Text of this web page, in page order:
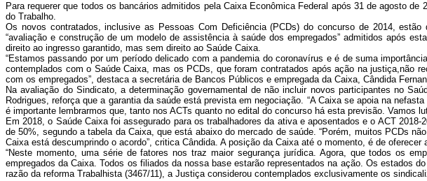
Para requerer que todos os bancários admitidos pela Caixa Econômica Federal após 31 de agosto
do Trabalho.
Os novos contratados, inclusive as Pessoas Com Deficiência (PCDs) do concurso de 2014,
“avaliação e construção de um modelo de assistência à saúde dos empregados” admitidos após
direito ao ingresso garantido, mas sem direito ao Saúde Caixa.
“Estamos passando por um período delicado com a pandemia do coronavírus e é de suma
contemplados com o Saúde Caixa, mas os PCDs, que foram contratados após ação na justiça,não
com os empregados”, destaca a secretária de Bancos Públicos e empregada da Caixa, Cândida
Na avaliação do Sindicato, a determinação governamental de não incluir novos participantes no
Rodrigues, reforça que a garantia da saúde está prevista em negociação. “A Caixa se apoia na
é importante lembrarmos que, tanto nos ACTs quanto no edital do concurso há esta previsão. Vamos
Em 2018, o Saúde Caixa foi assegurado para os trabalhadores da ativa e aposentados e o ACT
de 50%, segundo a tabela da Caixa, que está abaixo do mercado de saúde. “Porém, muitos PCDs
Caixa está descumprindo o acordo”, critica Cândida. A posição da Caixa até o momento, é de
“Neste momento, uma série de fatores nos traz maior segurança jurídica. Agora, que todos os
empregados da Caixa. Todos os filiados da nossa base estarão representados na ação. Os estados
razão da reforma Trabalhista (3467/11), a Justiça considerou contemplados exclusivamente os